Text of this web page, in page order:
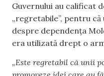
Guvernului au calificat
„regretabile”, pentru
despre dependența
era utilizată drept o
„Este regretabil că unii